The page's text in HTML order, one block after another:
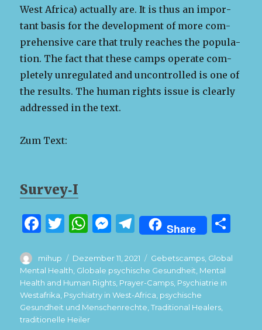
West Africa) actu­al­ly are. It is thus an impor­
tant basis for the devel­op­ment of more com­
pre­hen­sive care that tru­ly reach­es the pop­u­la­
tion. The fact that these camps oper­ate com­
plete­ly unreg­u­lat­ed and uncon­trolled is one of
the results. The human rights issue is clear­ly
addressed in the text.
Zum Text:
Survey‑I
F
c
e
b
o
T
it
te
r
W
at
s
A
p
M
se
n
g
er
T
el
e
g
ra
m
Share
le
Autor
mihup
Veröffentlicht
am
Dezember 11, 2021 Schlagwörter
Gebetscamps Global
Mental Health, Globale psychische Gesundheit, Mental
Health and Human Rights, Prayer-Camps, Psychiatrie in
Westafrika, Psychiatry in West-Africa, psychische
Gesundheit und Menschenrechte,Traditional Healers,
traditionelle Heiler